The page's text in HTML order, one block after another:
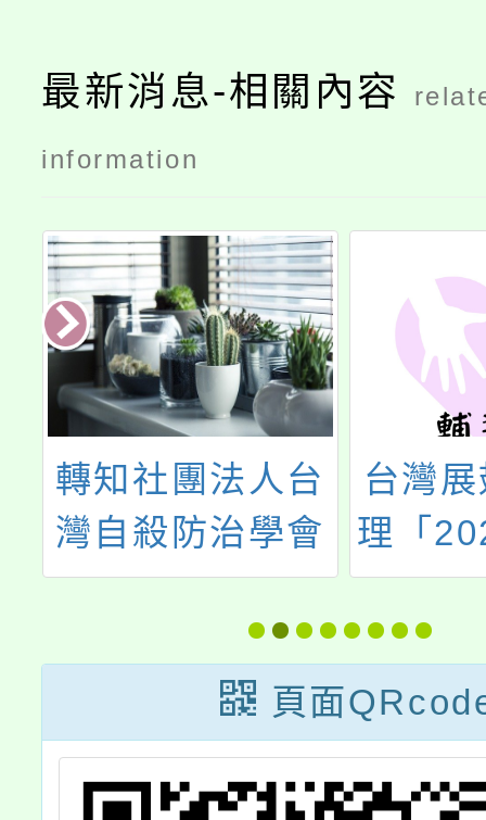
最新消息-相關內容
information
轉知社團法人台
灣自殺防治學會
訂於112年5月
27日下午辦理
「第一線人員之
自殺防治守門人
訓練」(如附
台灣
理「
網安
路兒
師研
份(如
迎報
頁面